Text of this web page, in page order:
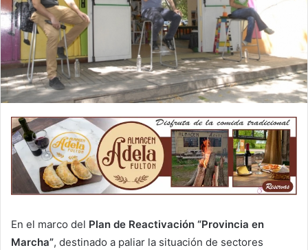
En el marco del Plan de Reactivación “Provincia en
Marcha”, destinado a paliar la situación de sectores